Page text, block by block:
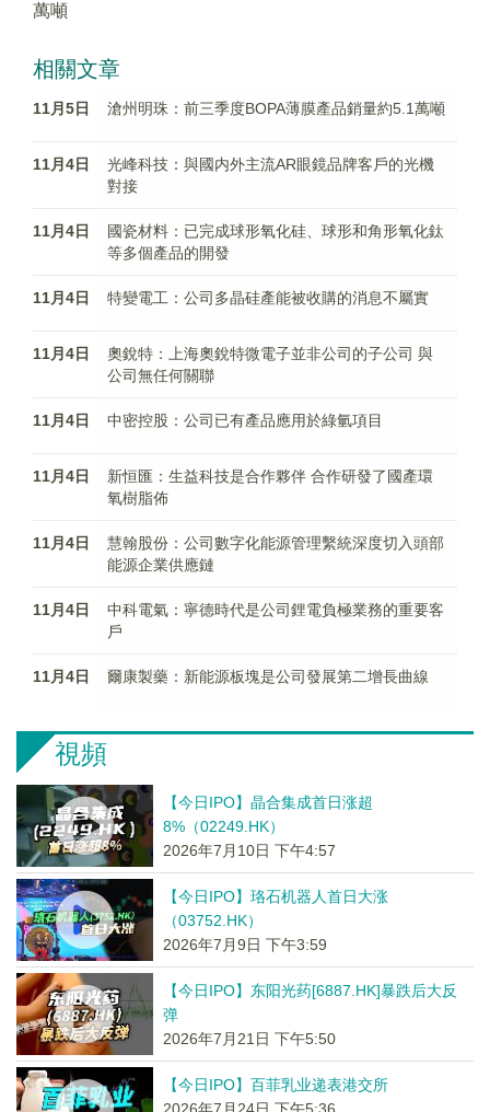
萬噸
相關文章
11月5日 滄州明珠：前三季度BOPA薄膜產品銷量約5.1萬噸
11月4日
光峰科技：與國内外主流AR眼鏡品牌客戶的光機
對接
11月4日
國瓷材料：已完成球形氧化硅、球形和角形氧化鈦
等多個產品的開發
11月4日 特變電工：公司多晶硅產能被收購的消息不屬實
11月4日
奧銳特：上海奧銳特微電子並非公司的子公司 與
公司無任何關聯
11月4日 中密控股：公司已有產品應用於綠氫項目
11月4日
新恒匯：生益科技是合作夥伴 合作研發了國產環
氧樹脂佈
11月4日
慧翰股份：公司數字化能源管理繫統深度切入頭部
能源企業供應鏈
11月4日
中科電氣：寧德時代是公司鋰電負極業務的重要客
戶
11月4日 爾康製藥：新能源板塊是公司發展第二增長曲線
視頻
【今日IPO】晶合集成首日涨超
8%（02249.HK）
2026年7月10日 下午4:57
【今日IPO】珞石机器人首日大涨
（03752.HK）
2026年7月9日 下午3:59
【今日IPO】东阳光药[6887.HK]暴跌后大反
弹
2026年7月21日 下午5:50
【今日IPO】百菲乳业递表港交所